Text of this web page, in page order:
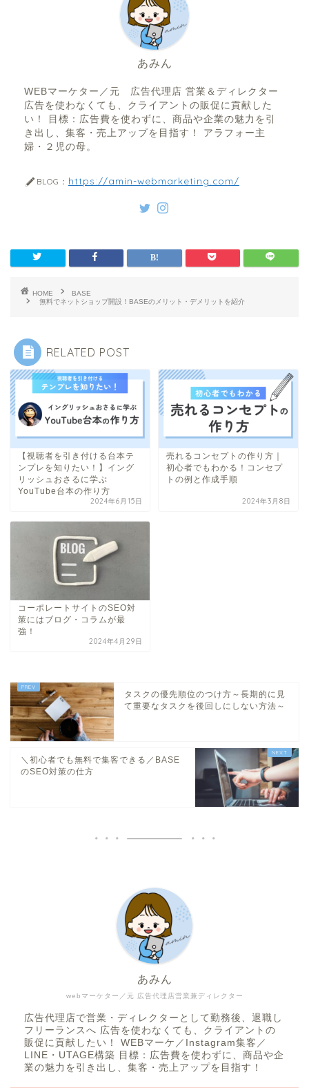
あみん
WEBマーケター／元 広告代理店 営業＆ディレクター
広告を使わなくても、クライアントの販促に貢献した
い！ 目標：広告費を使わずに、商品や企業の魅力を引
き出し、集客・売上アップを目指す！ アラフォー主
婦・２児の母。
BLOG： https://amin-webmarketing.com/
HOME
BASE
無料でネットショップ開設！BASEのメリット・デメリットを紹介
RELATED POST
【視聴者を引き付ける台本テ
ンプレを知りたい！】イング
リッシュおさるに学ぶ
YouTube台本の作り方
2024年6月15日
売れるコンセプトの作り方｜
初心者でもわかる！コンセプ
トの例と作成手順
2024年3月8日
コーポレートサイトのSEO対
策にはブログ・コラムが最
強！
2024年4月29日
タスクの優先順位のつけ方～長期的に見
て重要なタスクを後回しにしない方法～
＼初心者でも無料で集客できる／BASE
のSEO対策の仕方
webマーケター／元 広告代理店営業兼ディレクター
あみん
広告代理店で営業・ディレクターとして勤務後、退職し
フリーランスへ 広告を使わなくても、クライアントの
販促に貢献したい！ WEBマーケ／Instagram集客／
LINE・UTAGE構築 目標：広告費を使わずに、商品や企
業の魅力を引き出し、集客・売上アップを目指す！